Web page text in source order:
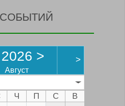
2026 >
Август
>
Ч П С
В